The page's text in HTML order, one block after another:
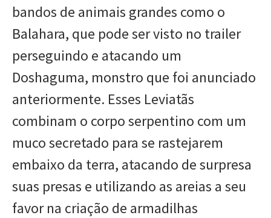
bandos de animais grandes como o
Balahara, que pode ser visto no trailer
perseguindo e atacando um
Doshaguma, monstro que foi anunciado
anteriormente. Esses Leviatãs
combinam o corpo serpentino com um
muco secretado para se rastejarem
embaixo da terra, atacando de surpresa
suas presas e utilizando as areias a seu
favor na criação de armadilhas